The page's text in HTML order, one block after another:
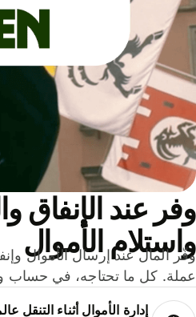
عند الإنفاق
الأموال
كل ما تحتاجه، في حساب
إدارة الأموال أثناء التنقل